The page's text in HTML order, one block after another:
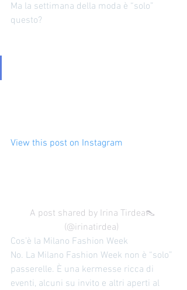
Ma la settimana della moda è “solo”
questo?
View this post on Instagram
A post shared by Irina Tirdea👠
(@irinatirdea)
Cos’è la Milano Fashion Week
No. La Milano Fashion Week non è “solo”
passerelle. È una kermesse ricca di
eventi, alcuni su invito e altri aperti al